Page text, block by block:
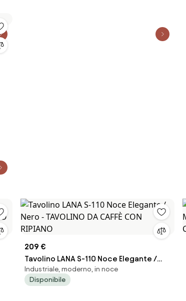
209 €
Tavolino LANA S-110 Noce Elegante /
Nero - TAVOLINO DA CAFFÈ CON RIPIANO
Industriale, moderno, in noce
Disponibile